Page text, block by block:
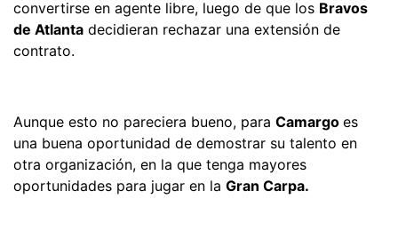
convertirse en agente libre, luego de que los Bravos
de Atlanta decidieran rechazar una extensión de
contrato.
Aunque esto no pareciera bueno, para Camargo es
una buena oportunidad de demostrar su talento en
otra organización, en la que tenga mayores
oportunidades para jugar en la Gran Carpa.